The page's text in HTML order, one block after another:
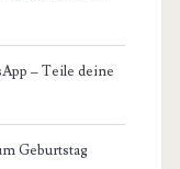
– Teile deine
Geburtstag